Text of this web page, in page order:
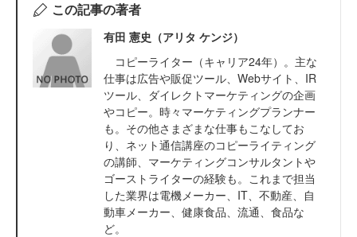
この記事の著者
有田 憲史（アリタ ケンジ）
コピーライター（キャリア24年）。主な
仕事は広告や販促ツール、Webサイト、IR
ツール、ダイレクトマーケティングの企画
やコピー。時々マーケティングプランナー
も。その他さまざまな仕事もこなしてお
り、ネット通信講座のコピーライティング
の講師、マーケティングコンサルタントや
ゴーストライターの経験も。これまで担当
した業界は電機メーカー、IT、不動産、自
動車メーカー、健康食品、流通、食品な
ど。